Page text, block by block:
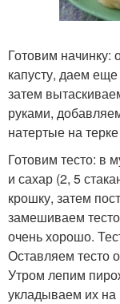
Готовим начинку:
капусту, даем
затем
руками,
натертые на
Готовим тесто: в
и сахар (2, 5
крошку, затем
замешиваем
очень хорошо.
Оставляем тесто
Утром лепим
укладываем их